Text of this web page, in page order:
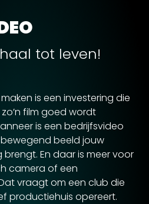
tot leven!
is een investering die
film goed wordt
is een bedrijfsvideo
bewegend beeld jouw
En daar is meer voor
camera of een
vraagt om een club die
productiehuis opereert.